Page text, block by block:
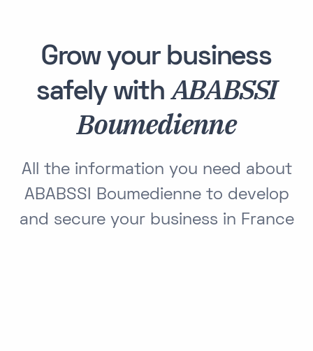
Grow your business
safely withABABSSI
Boumedienne
All the information you need about
ABABSSI Boumedienne to develop
and secure your business in France